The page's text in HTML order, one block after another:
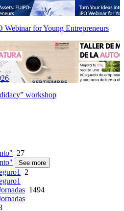
Webinar for Young Entrepreneurs
workshop
27
See more
2
1494